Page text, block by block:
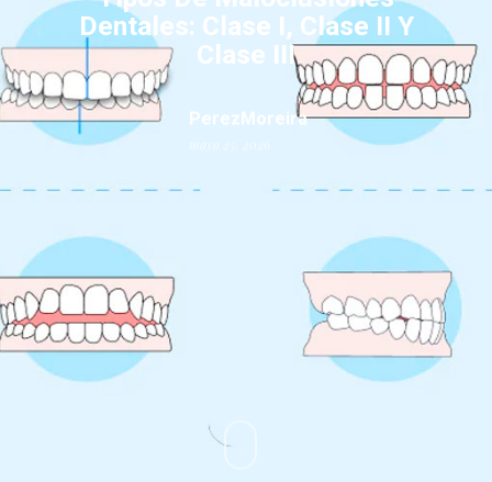
Dentales: Clase I, Clase II Y
Clase III
PerezMoreira